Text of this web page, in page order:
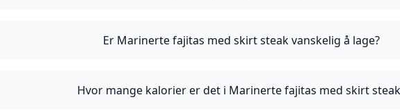
Er Marinerte fajitas med skirt steak vanskelig å lage?
Hvor mange kalorier er det i Marinerte fajitas med skirt